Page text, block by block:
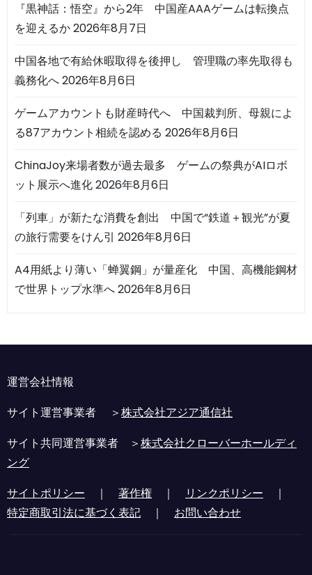
『黒神話：悟空』から2年 中国産AAAゲームは転換点
を迎えるか2026年8月7日
中国各地で有給休暇取得を後押し 管理職の率先取得も
義務化へ2026年8月6日
ゲームアカウントも財産時代へ 中国裁判所、母親によ
る87アカウント相続を認める 2026年8月6日
ChinaJoy来場者数が過去最多 ゲームの祭典がAIロボ
ット展示へ進化2026年8月6日
「列車」が新たな消費を創出 中国で“鉄道＋観光”が夏
の旅行需要をけん引 2026年8月6日
A4用紙より薄い「蝉翼鋼」が量産化 中国、高機能鋼材
で世界トップ水準へ2026年8月6日
運営会社情報
サイト運営事業者 ＞株式会社アジア通信社
サイト共同運営事業者 ＞株式会社クローバーホールディ
ング
サイトポリシー ｜ 著作権 ｜ リンクポリシー ｜
特定商取引法に基づく表記 ｜ お問い合わせ